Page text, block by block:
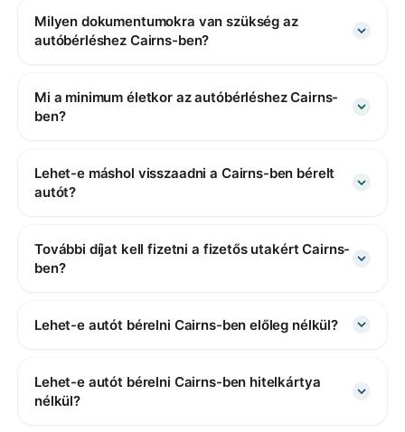
Milyen dokumentumokra van szükség az
autóbérléshez Cairns-ben?
Mi a minimum életkor az autóbérléshez Cairns-
ben?
Lehet-e máshol visszaadni a Cairns-ben bérelt
autót?
További díjat kell fizetni a fizetős utakért Cairns-
ben?
Lehet-e autót bérelni Cairns-ben előleg nélkül?
Lehet-e autót bérelni Cairns-ben hitelkártya
nélkül?